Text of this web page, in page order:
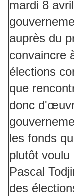
mardi 8
auprès du
convaincre
élections
que
donc
les fonds
plutôt
Pascal
des